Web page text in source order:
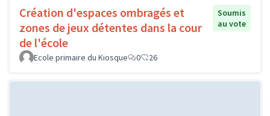
Création d'espaces ombragés et
zones de jeux détentes dans la cour
de l'école
Soumis
au vote
Ecole primaire du Kiosque 0 26